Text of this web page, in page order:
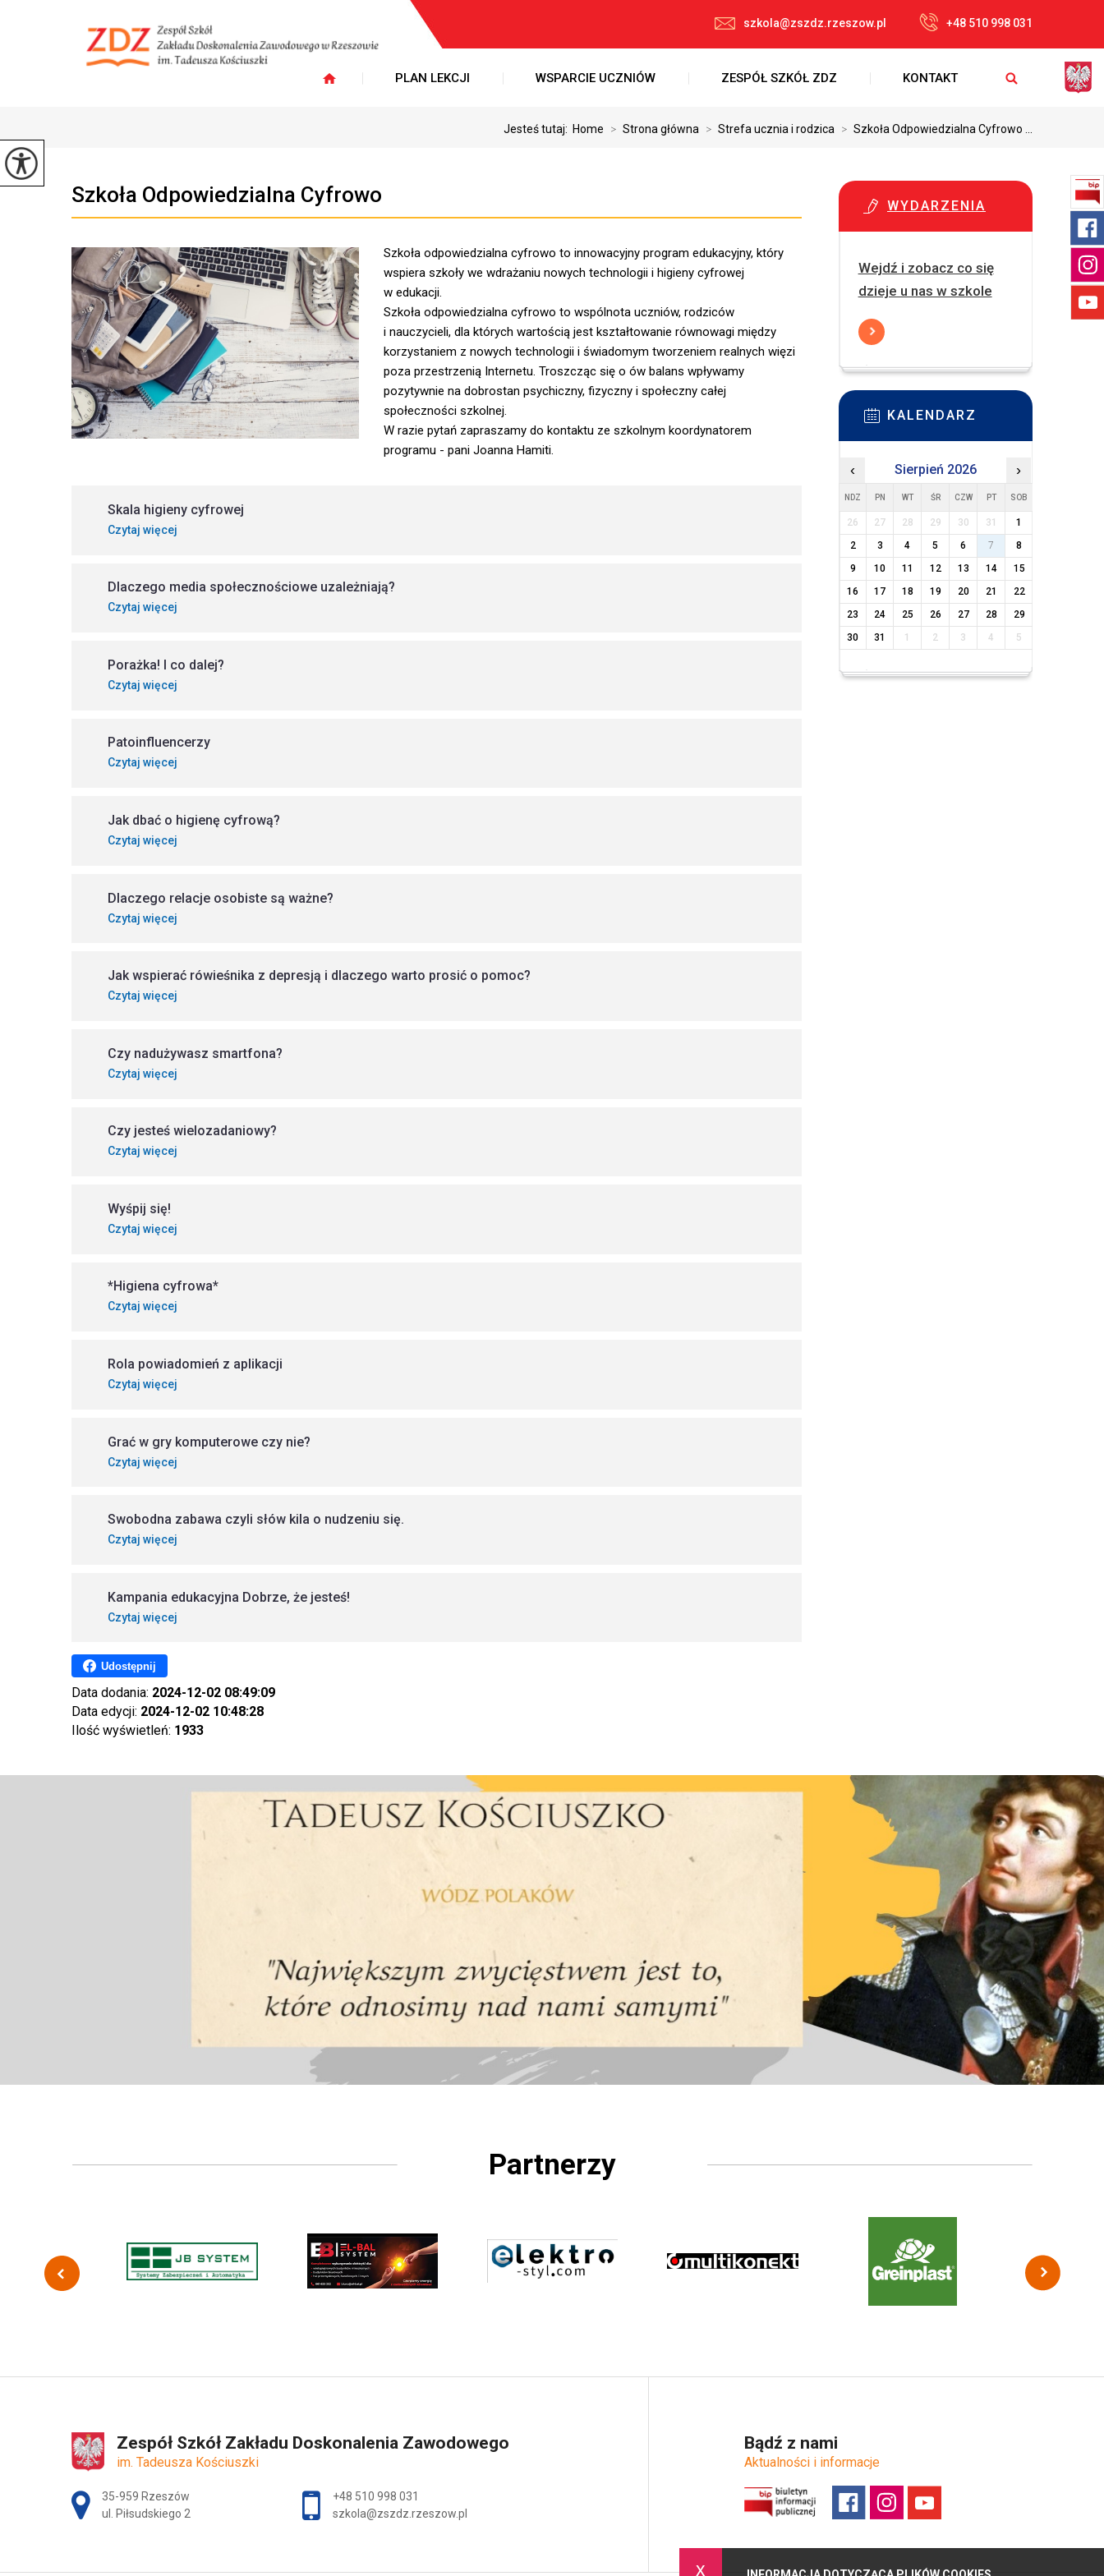
x
szkola@zszdz.rzeszow.pl +48 510 998 031
PLAN LEKCJI WSPARCIE UCZNIÓW ZESPÓŁ SZKÓŁ ZDZ KONTAKT
Jesteś tutaj: Home > Strona główna > Strefa ucznia i rodzica > Szkoła Odpowiedzialna Cyfrowo ...
Szkoła Odpowiedzialna Cyfrowo
Szkoła odpowiedzialna cyfrowo to innowacyjny program edukacyjny, który
wspiera szkoły we wdrażaniu nowych technologii i higieny cyfrowej
w edukacji.
Szkoła odpowiedzialna cyfrowo to wspólnota uczniów, rodziców
i nauczycieli, dla których wartością jest kształtowanie równowagi między
korzystaniem z nowych technologii i świadomym tworzeniem realnych więzi
poza przestrzenią Internetu. Troszcząc się o ów balans wpływamy
pozytywnie na dobrostan psychiczny, fizyczny i społeczny całej
społeczności szkolnej.
W razie pytań zapraszamy do kontaktu ze szkolnym koordynatorem
programu - pani Joanna Hamiti.
Skala higieny cyfrowej
Czytaj więcej
Dlaczego media społecznościowe uzależniają?
Czytaj więcej
Porażka! I co dalej?
Czytaj więcej
Patoinfluencerzy
Czytaj więcej
Jak dbać o higienę cyfrową?
Czytaj więcej
Dlaczego relacje osobiste są ważne?
Czytaj więcej
Jak wspierać rówieśnika z depresją i dlaczego warto prosić o pomoc?
Czytaj więcej
Czy nadużywasz smartfona?
Czytaj więcej
Czy jesteś wielozadaniowy?
Czytaj więcej
Wyśpij się!
Czytaj więcej
*Higiena cyfrowa*
Czytaj więcej
Rola powiadomień z aplikacji
Czytaj więcej
Grać w gry komputerowe czy nie?
Czytaj więcej
Swobodna zabawa czyli słów kila o nudzeniu się.
Czytaj więcej
Kampania edukacyjna Dobrze, że jesteś!
Czytaj więcej
Udostępnij
Data dodania: 2024-12-02 08:49:09
Data edycji: 2024-12-02 10:48:28
Ilość wyświetleń: 1933
WYDARZENIA
Wejdź i zobacz co się
dzieje u nas w szkole
KALENDARZ
‹ Sierpień 2026 ›
NDZ PN WT ŚR CZW PT SOB
26 27 28 29 30 31
1
2
3 4 5 6 7
8
9
10 11 12 13 14
15
16
17 18 19 20 21
22
23
24 25 26 27 28
29
30
31 1 2 3 4 5
Partnerzy
Zespół Szkół Zakładu Doskonalenia Zawodowego
im. Tadeusza Kościuszki
Adres pocztowy:
35-959 Rzeszów
ul. Piłsudskiego 2
+48 510 998 031
szkola@zszdz.rzeszow.pl
Bądź z nami
Aktualności i informacje